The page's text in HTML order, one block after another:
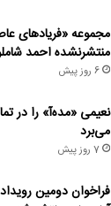
مجموعه «فریادهای
منتشرنشده احمد
6 روز پیش
نعیمی «مده‌آ» را در
می‌برد
7 روز پیش
فراخوان دومین